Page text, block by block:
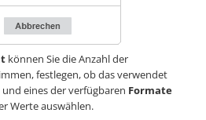
können Sie die Anzahl der
festlegen, ob das verwendet
eines der verfügbaren Formate
Werte auswählen.